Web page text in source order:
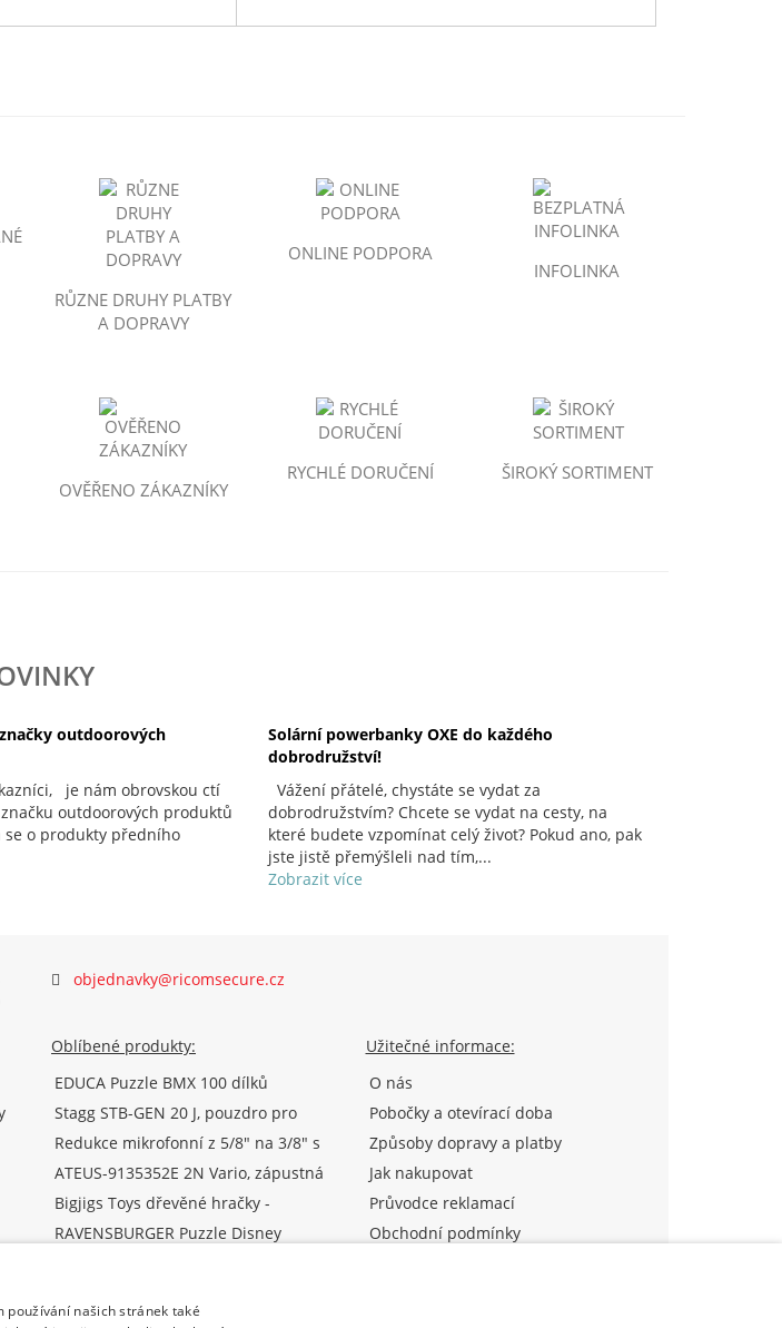
RŮZNE DRUHY PLATBY
A DOPRAVY
ONLINE PODPORA
INFOLINKA
OVĚŘENO ZÁKAZNÍKY
RYCHLÉ DORUČENÍ ŠIROKÝ SORTIMENT
outdoorových
je nám obrovskou ctí
outdoorových produktů
se o produkty předního
Solární powerbanky OXE do každého
dobrodružství!
Vážení přátelé, chystáte se vydat za
dobrodružstvím? Chcete se vydat na cesty, na
které budete vzpomínat celý život? Pokud ano, pak
jste jistě přemýšleli nad tím,...
Zobrazit více
objednavky@ricomsecure.cz
Oblíbené produkty:
EDUCA Puzzle BMX 100 dílků
Stagg STB-GEN 20 J, pouzdro pro
akustickou kytaru
Redukce mikrofonní z 5/8" na 3/8" s
adaptérem
ATEUS-9135352E 2N Vario, zápustná
krabice pro 2 moduly (Analog/IP)
Bigjigs Toys dřevěné hračky -
Dřevěné natahovací letadlo
RAVENSBURGER Puzzle Disney
720p, f2.8mm, IR 20m, D-WDR, SView
Dýně
Užitečné informace:
O nás
Pobočky a otevírací doba
Způsoby dopravy a platby
Jak nakupovat
Průvodce reklamací
Obchodní podmínky
používání našich stránek také